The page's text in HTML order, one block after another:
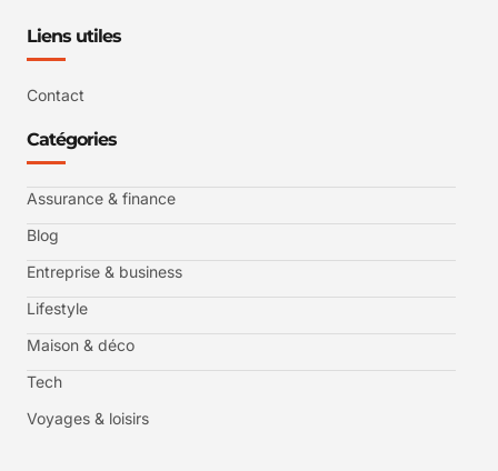
Liens utiles
Contact
Catégories
Assurance & finance
Blog
Entreprise & business
Lifestyle
Maison & déco
Tech
Voyages & loisirs